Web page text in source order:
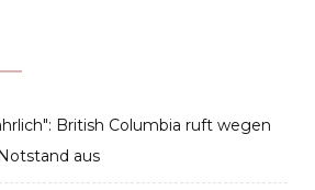
British Columbia ruft wegen
aus